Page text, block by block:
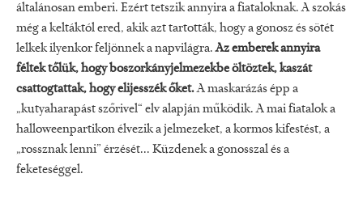
általánosan emberi. Ezért tetszik annyira a fiataloknak. A szokás
még a keltáktól ered, akik azt tartották, hogy a gonosz és sötét
lelkek ilyenkor feljönnek a napvilágra.Az emberek annyira
féltek tőlük, hogy boszorkányjelmezekbe öltöztek, kaszát
csattogtattak, hogy elijesszék őket.A maskarázás épp a
„kutyaharapást szőrivel“ elv alapján működik. A mai fiatalok a
halloweenpartikon élvezik a jelmezeket, a kormos kifestést, a
„rossznak lenni” érzését... Küzdenek a gonosszal és a
feketeséggel.